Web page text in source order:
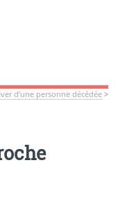
d’une personne décédée>